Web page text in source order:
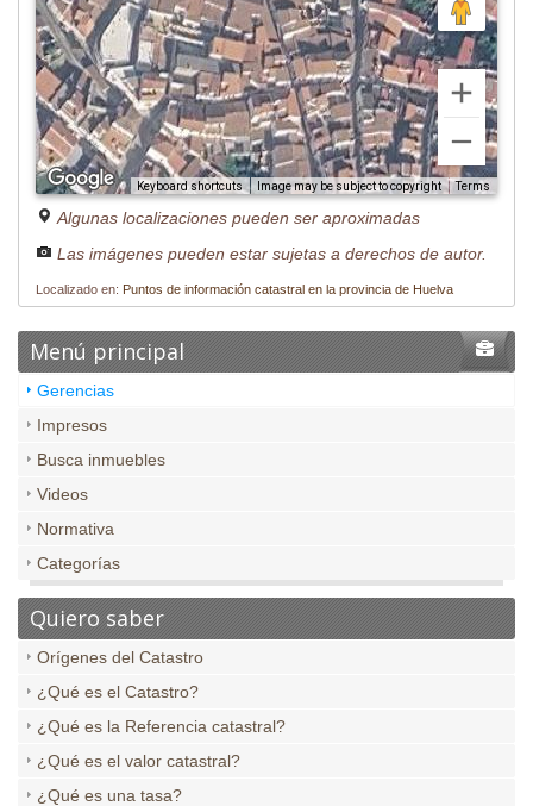
Keyboard shortcuts Image may be subject to copyright Terms
Algunas localizaciones pueden ser aproximadas
Las imágenes pueden estar sujetas a derechos de autor.
Localizado en: Puntos de información catastral en la provincia de Huelva
Menú principal
Gerencias
Impresos
Busca inmuebles
Videos
Normativa
Categorías
Quiero saber
Orígenes del Catastro
¿Qué es el Catastro?
¿Qué es la Referencia catastral?
¿Qué es el valor catastral?
¿Qué es una tasa?